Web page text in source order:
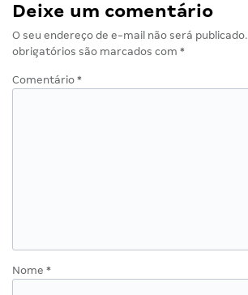
Deixe um comentário
O seu endereço de e-mail não será publicado.
obrigatórios são marcados com *
Comentário *
Nome *